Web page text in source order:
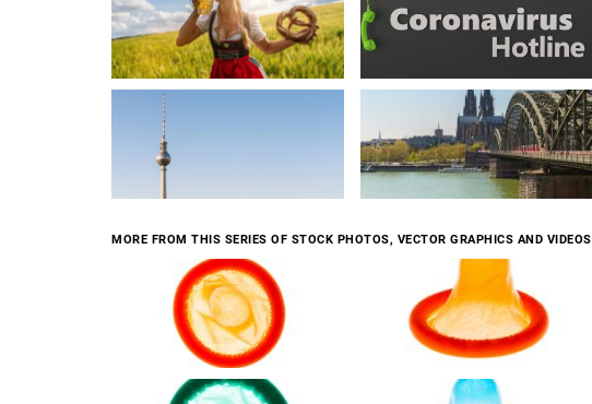
MORE FROM THIS SERIES OF STOCK PHOTOS, VECTOR GRAPHICS AND VIDEOS